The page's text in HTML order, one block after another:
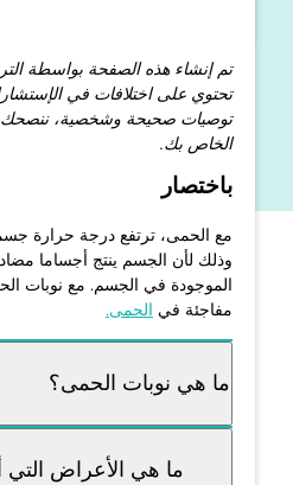
تم إنشاء هذه الصفحة بواسطة
تحتوي على اختلافات في
توصيات صحيحة وشخصية، ننصحك
الخاص بك.
باختصار
وذلك لأن الجسم ينتج أجساما
الموجودة في الجسم. مع نوبات
مفاجئة في الحمى.
ما هي نوبات الحمى؟
ما هي الأعراض التي